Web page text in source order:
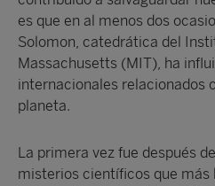
es que en al menos dos
Solomon, catedrática del
Massachusetts (MIT), ha
internacionales relacionados
planeta.
La primera vez fue después
misterios científicos que más